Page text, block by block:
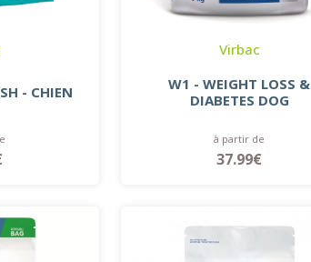
- CHIEN
Virbac
W1 - WEIGHT LOSS &
DIABETES DOG
à partir de
37.99€